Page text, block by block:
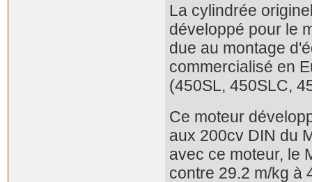
La cylindrée
développé pour le
due au montage
commercialisé en
(450SL, 450SLC,
Ce moteur
aux 200cv DIN du
avec ce moteur, le
contre 29.2 m/kg à